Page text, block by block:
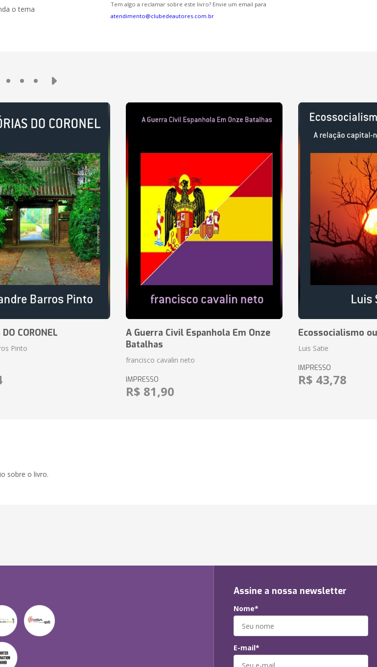
o tema
Tem algo a reclamar sobre este livro? Envie um email para
atendimento@clubedeautores.com.br
CORONEL
Pinto
A Guerra Civil Espanhola Em Onze
Batalhas
francisco cavalin neto
IMPRESSO
R$ 81,90
Ecossocialismo
Luis Satie
IMPRESSO
R$ 43,78
sobre o livro.
Assine a nossa newsletter
Nome*
E-mail*